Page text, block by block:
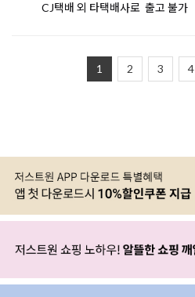
CJ택배 외 타택배사로 출고 불가
1 2 3 4